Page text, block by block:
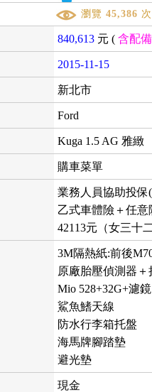
瀏覽 45,386 次
840,613 元 (含配備
2015-11-15
新北市
Ford
Kuga 1.5 AG 雅緻
購車菜單
業務人員協助投保
乙式車體險＋任
42113元（女三十
3M隔熱紙:前後
原廠胎壓偵測器
Mio 528+32G+濾鏡
鯊魚鰭天線
防水行李箱托盤
海馬牌腳踏墊
避光墊
現金